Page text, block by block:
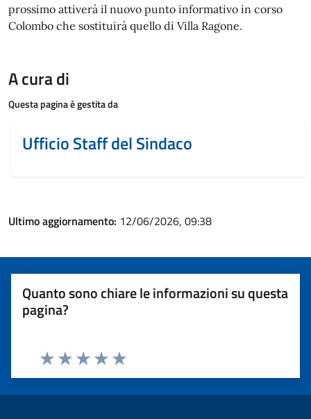
prossimo attiverà il nuovo punto informativo in corso
Colombo che sostituirà quello di Villa Ragone.
A cura di
Questa pagina è gestita da
Ufficio Staff del Sindaco
Ultimo aggiornamento: 12/06/2026, 09:38
Quanto sono chiare le informazioni su questa
pagina?
Valuta 5 stelle su 5
Valuta 4 stelle su 5
Valuta 3 stelle su 5
Valuta 2 stelle su 5
Valuta 1 stelle su 5